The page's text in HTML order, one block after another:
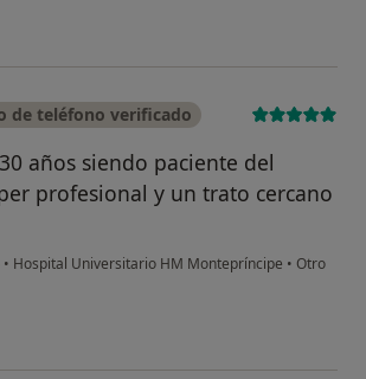
de teléfono verificado
años siendo paciente del
profesional y un trato cercano
• Hospital Universitario HM Montepríncipe • Otro
P.A